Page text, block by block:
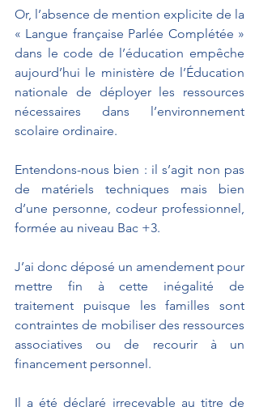
Or, l’absence de mention explicite de la
« Langue française Parlée Complétée »
dans le code de l’éducation empêche
aujourd’hui le ministère de l’Éducation
nationale de déployer les ressources
nécessaires dans l’environnement
scolaire ordinaire.
Entendons-nous bien : il s’agit non pas
de matériels techniques mais bien
d’une personne, codeur professionnel,
formée au niveau Bac +3.
J’ai donc déposé un amendement pour
mettre fin à cette inégalité de
traitement puisque les familles sont
contraintes de mobiliser des ressources
associatives ou de recourir à un
financement personnel.
Il a été déclaré irrecevable au titre de